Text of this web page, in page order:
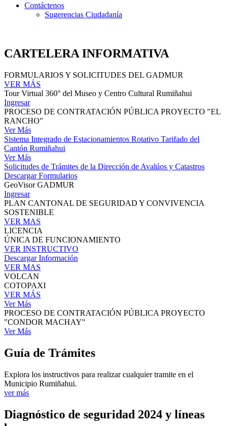
Contáctenos
Sugerencias Ciudadanía
CARTELERA INFORMATIVA
FORMULARIOS Y SOLICITUDES DEL GADMUR
VER MÁS
Tour Virtual 360° del Museo y Centro Cultural Rumiñahui
Ingresar
PROCESO DE CONTRATACIÓN PÚBLICA PROYECTO "EL
RANCHO"
Ver Más
Sistema Integrado de Estacionamientos Rotativo Tarifado del
Cantón Rumiñahui
Ver Más
Solicitudes de Trámites de la Dirección de Avalúos y Catastros
Descargar Formularios
GeoVisor GADMUR
Ingresar
PLAN CANTONAL DE SEGURIDAD Y CONVIVENCIA
SOSTENIBLE
VER MAS
LICENCIA
ÚNICA DE FUNCIONAMIENTO
VER INSTRUCTIVO
Descargar Información
VER MAS
VOLCAN
COTOPAXI
VER MÁS
Ver Más
PROCESO DE CONTRATACIÓN PÚBLICA PROYECTO
"CONDOR MACHAY"
Ver Más
Guía de Trámites
Explora los instructivos para realizar cualquier tramite en el
Municipio Rumiñahui.
ver más
Diagnóstico de seguridad 2024 y líneas